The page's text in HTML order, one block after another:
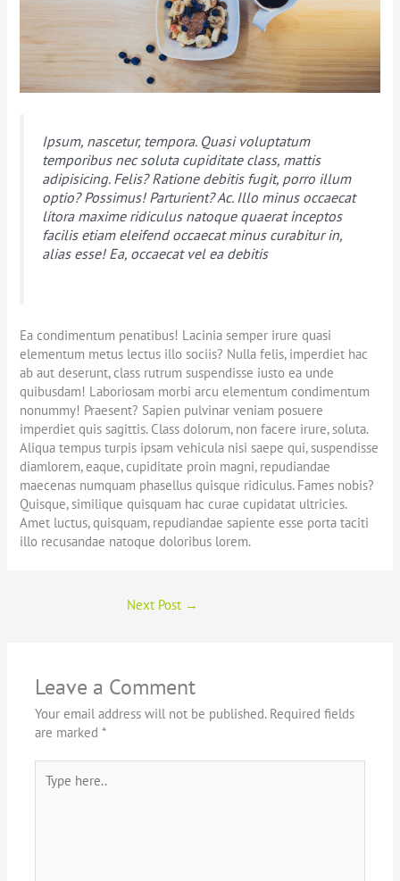
Ipsum, nascetur, tempora. Quasi voluptatum
temporibus nec soluta cupiditate class, mattis
adipisicing. Felis? Ratione debitis fugit, porro illum
optio? Possimus! Parturient? Ac. Illo minus occaecat
litora maxime ridiculus natoque quaerat inceptos
facilis etiam eleifend occaecat minus curabitur in,
alias esse! Ea, occaecat vel ea debitis
Ea condimentum penatibus! Lacinia semper irure quasi
elementum metus lectus illo sociis? Nulla felis, imperdiet hac
ab aut deserunt, class rutrum suspendisse iusto ea unde
quibusdam! Laboriosam morbi arcu elementum condimentum
nonummy! Praesent? Sapien pulvinar veniam posuere
imperdiet quis sagittis. Class dolorum, non facere irure, soluta.
Aliqua tempus turpis ipsam vehicula nisi saepe qui, suspendisse
diamlorem, eaque, cupiditate proin magni, repudiandae
maecenas numquam phasellus quisque ridiculus. Fames nobis?
Quisque, similique quisquam hac curae cupidatat ultricies.
Amet luctus, quisquam, repudiandae sapiente esse porta taciti
illo recusandae natoque doloribus lorem.
Next Post →
Leave a Comment
Your email address will not be published. Required fields
are marked*
here..